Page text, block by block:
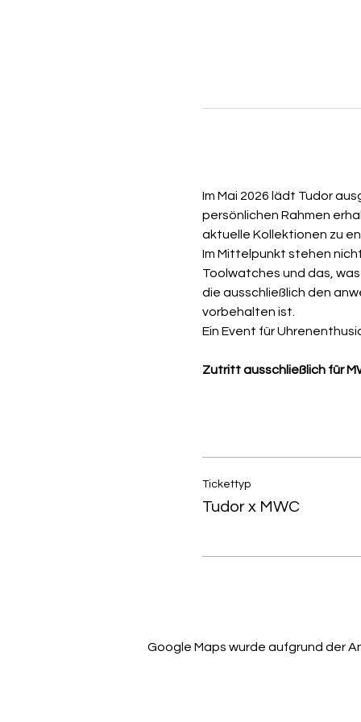
Im Mai 2026 lädt Tudor
persönlichen Rahmen
aktuelle Kollektionen zu
Im Mittelpunkt stehen
Toolwatches und das,
die ausschließlich den
vorbehalten ist.
Ein Event für
Zutritt ausschließlich für
Tickettyp
Tudor x MWC
Google Maps wurde aufgrund der